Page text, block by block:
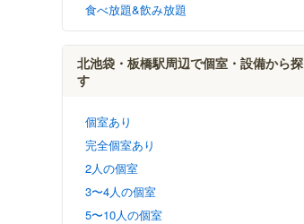
食べ放題&飲み放題
北池袋・板橋駅周辺で個室・設備から探
す
個室あり
完全個室あり
2人の個室
3〜4人の個室
5〜10人の個室